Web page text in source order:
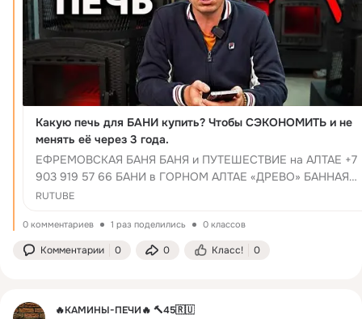
Какую печь для БАНИ купить? Чтобы СЭКОНОМИТЬ и не
менять её через 3 года.
ЕФРЕМОВСКАЯ БАНЯ БАНЯ и ПУТЕШЕСТВИЕ на АЛТАЕ +7
903 919 57 66 БАНИ в ГОРНОМ АЛТАЕ «ДРЕВО» БАННАЯ
ПЕЧЬ ИСКАНДЕР ДЫМОХОДЫ ВЕРМИЛОДЖИК ЛИЧНЫЙ
RUTUBE
0 комментариев 1 раз поделились 0 классов
Комментарии 0 0 Класс! 0
🔥КАМИНЫ-ПЕЧИ🔥 🔨45🇷🇺